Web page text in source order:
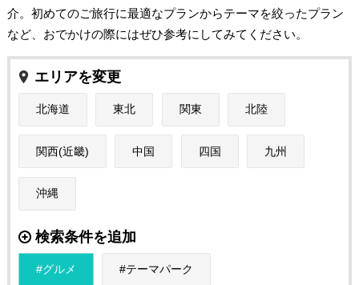
介。初めてのご旅行に最適なプランからテーマを絞ったプラン
など、おでかけの際にはぜひ参考にしてみてください。
エリアを変更
北海道 東北 関東 北陸
関西(近畿) 中国 四国 九州
沖縄
検索条件を追加
グルメ テーマパーク